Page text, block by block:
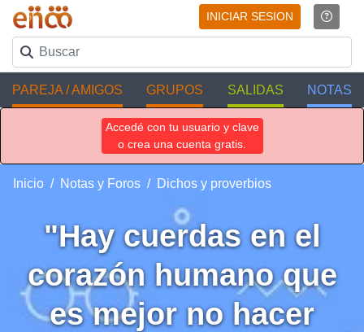
INICIAR SESION
PAREJA / AMIGOS GRUPOS SALIDAS NOTAS
Accedé con tu usuario y clave
o crea una cuenta gratis.
Inicio Notas y Foros Dichos y proverbios
"Hay cuerdas en el
corazón humano que
es mejor no hacer